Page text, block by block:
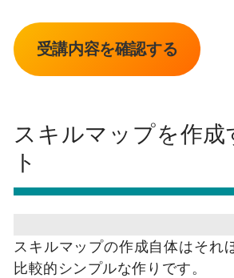
受講内容を確認する
スキルマップを作成
ト
スキルマップの作成自体はそれ
比較的シンプルな作りです。